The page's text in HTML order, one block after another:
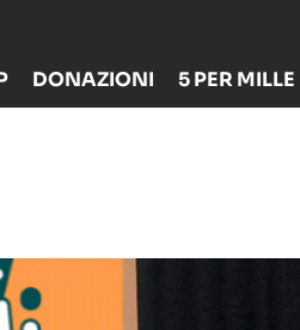
DONAZIONI 5 PER MILLE